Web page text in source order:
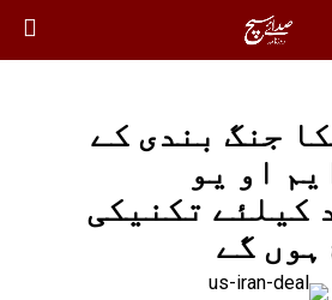
جنگ بندی کے
او یو
کیلئے تکنیکی
ہوں گے